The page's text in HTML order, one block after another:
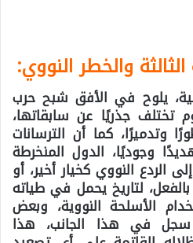
والخطر النووي:
يلوح في الأفق شبح حرب
تختلف جذريًا عن سابقاتها،
وتدميرًا، كما أن الترسانات
وجوديًا، الدول المنخرطة
الردع النووي كخيار أخير، أو
لتاريخ يحمل في طياته
الأسلحة النووية، وبعض
سجل في هذا الجانب، هذا